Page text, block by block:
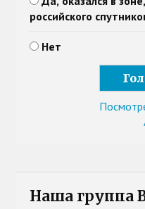
российского
Нет
Наша группа